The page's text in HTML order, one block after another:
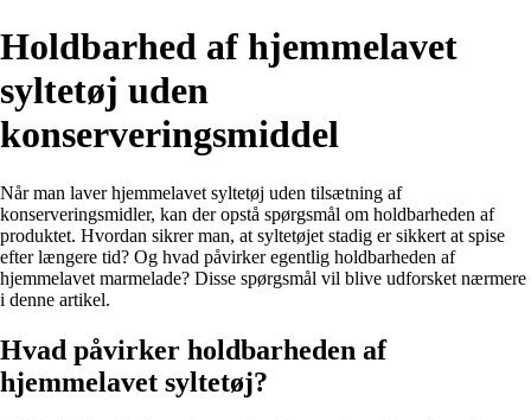
Holdbarhed af hjemmelavet
syltetøj uden
konserveringsmiddel
Når man laver hjemmelavet syltetøj uden tilsætning af
konserveringsmidler, kan der opstå spørgsmål om holdbarheden af
produktet. Hvordan sikrer man, at syltetøjet stadig er sikkert at spise
efter længere tid? Og hvad påvirker egentlig holdbarheden af
hjemmelavet marmelade? Disse spørgsmål vil blive udforsket nærmere
i denne artikel.
Hvad påvirker holdbarheden af
hjemmelavet syltetøj?